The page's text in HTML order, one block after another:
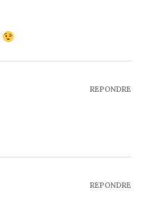
REPONDRE
REPONDRE